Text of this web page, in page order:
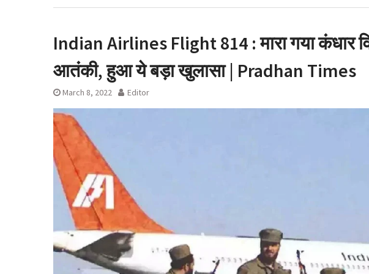
ऋषिकेश भानियावाला में पर्यावरण प्रेमियों ने
मनाया ‘Black Harela ‘
Indian Airlines Flight 814 : मारा गया कंधार
आतंकी, हुआ ये बड़ा खुलासा | Pradhan Times
March 8, 2022 Editor